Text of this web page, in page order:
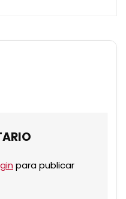
para publicar